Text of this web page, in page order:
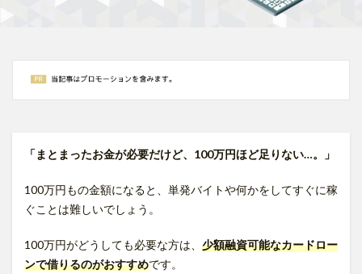
「まとまったお金が必要だけど、100万円ほど足りない…。」
100万円もの金額になると、単発バイトや何かをしてすぐに稼
ぐことは難しいでしょう。
100万円がどうしても必要な方は、 少額融資可能なカードロー
ンで借りるのがおすすめです。